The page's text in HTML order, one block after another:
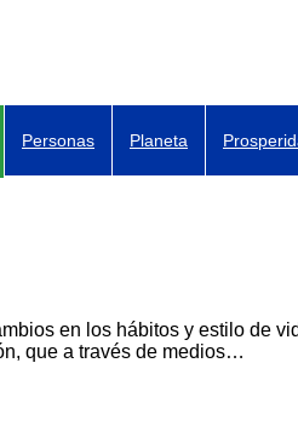
Personas Planeta
en los hábitos y estilo de
que a través de medios…